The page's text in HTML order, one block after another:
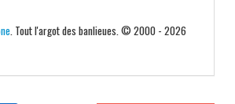
. Tout l'argot des banlieues. © 2000 - 2026